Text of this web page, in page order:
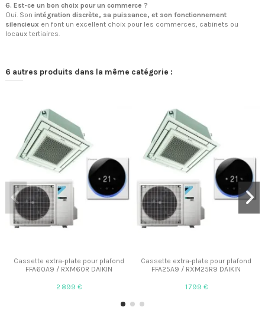
6. Est-ce un bon choix pour un commerce ?
Oui. Son intégration discrète, sa puissance, et son fonctionnement
silencieux en font un excellent choix pour les commerces, cabinets ou
locaux tertiaires.
6 autres produits dans la même catégorie :
Cassette extra-plate pour plafond
FFA60A9 / RXM60R DAIKIN
2 899 €
Cassette extra-plate pour plafond
FFA25A9 / RXM25R9 DAIKIN
1 799 €